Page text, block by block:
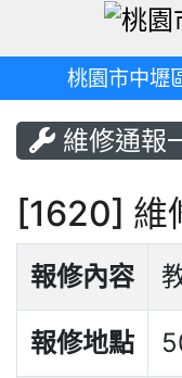
桃園市中壢
維修通報
[1620] 維
報修內容
報修地點